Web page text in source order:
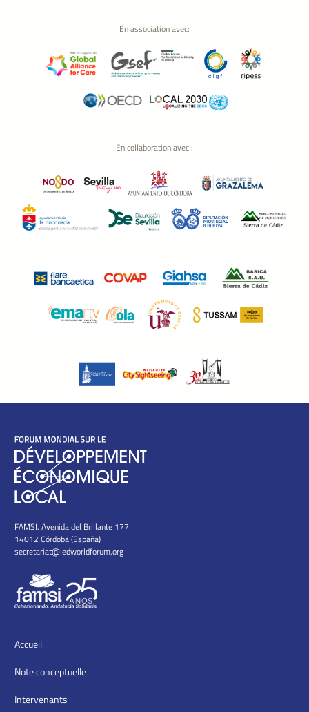
En association avec:
En collaboration avec :
FAMSI. Avenida del Brillante 177
14012 Córdoba (España)
secretariat@ledworldforum.org
Accueil
Note conceptuelle
Intervenants